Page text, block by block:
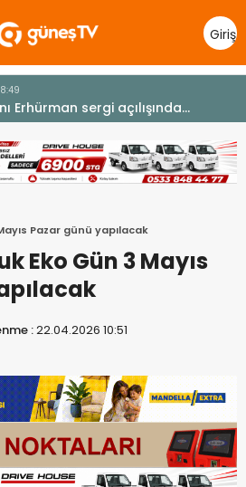
Giriş
Yap
sergi açılışında
kaldırıldı
Pazar günü yapılacak
Eko Gün 3 Mayıs
:22.04.2026 10:51